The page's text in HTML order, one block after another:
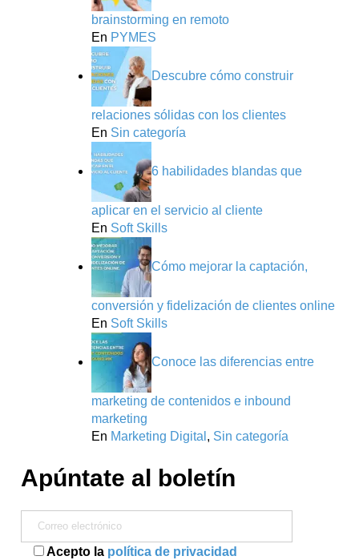
brainstorming en remoto
En PYMES
Descubre cómo construir
relaciones sólidas con los clientes
En Sin categoría
6 habilidades blandas que
aplicar en el servicio al cliente
En Soft Skills
Cómo mejorar la captación,
conversión y fidelización de clientes online
En Soft Skills
Conoce las diferencias entre
marketing de contenidos e inbound
marketing
En Marketing Digital , Sin categoría
Apúntate al boletín
Acepto la política de privacidad